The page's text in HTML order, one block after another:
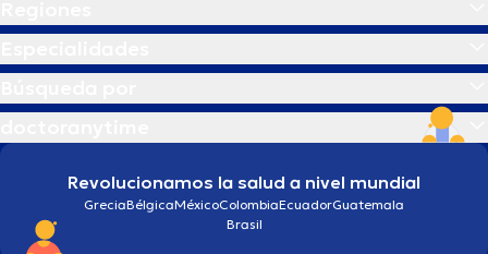
Revolucionamos la salud a nivel mundial
GreciaBélgicaMéxicoColombiaEcuadorGuatemala
Brasil